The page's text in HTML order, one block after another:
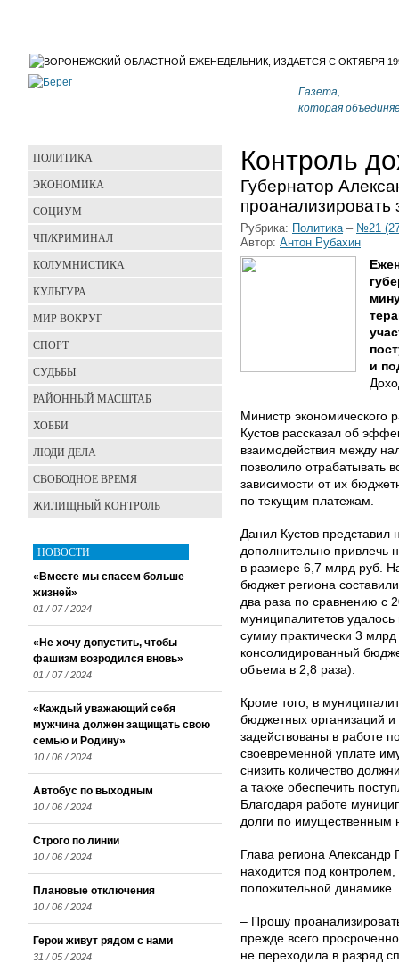
Газета,
которая
Контроль
Губернатор
Рубрика: Политика– №21
Автор: Антон Рубахин
и
Министр экономического
Кустов рассказал об
взаимодействия между
позволило отрабатывать
зависимости от их
по текущим платежам.
Данил Кустов
дополнительно привлечь
в размере 6,7 млрд руб.
бюджет региона
два раза по сравнению с
муниципалитетов
сумму практически 3
консолидированный
объема в 2,8 раза).
Кроме того, в
бюджетных организаций
задействованы в работе
своевременной уплате
снизить количество
а также обеспечить
Благодаря работе
долги по имущественным
Глава региона Александр
находится под
положительной динамике.
– Прошу
прежде всего
не переходила в разряд
ПОЛИТИКА
ЭКОНОМИКА
СОЦИУМ
ЧП/КРИМИНАЛ
КОЛУМНИСТИКА
КУЛЬТУРА
МИР ВОКРУГ
СПОРТ
СУДЬБЫ
РАЙОННЫЙ МАСШТАБ
ХОББИ
ЛЮДИ ДЕЛА
СВОБОДНОЕ ВРЕМЯ
ЖИЛИЩНЫЙ КОНТРОЛЬ
НОВОСТИ
«Вместе мы спасем больше
жизней»
01 / 07 / 2024
«Не хочу допустить, чтобы
фашизм возродился вновь»
01 / 07 / 2024
«Каждый уважающий себя
мужчина должен защищать свою
семью и Родину»
10 / 06 / 2024
Автобус по выходным
10 / 06 / 2024
Строго по линии
10 / 06 / 2024
Плановые отключения
10 / 06 / 2024
Герои живут рядом с нами
31 / 05 / 2024